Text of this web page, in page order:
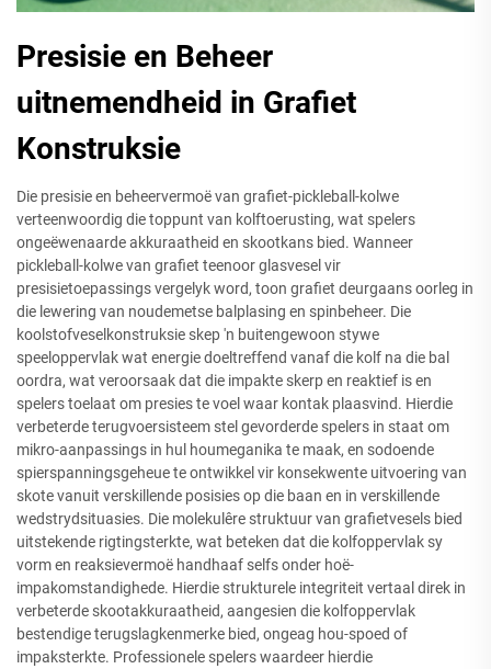
Presisie en Beheer
uitnemendheid in Grafiet
Konstruksie
Die presisie en beheervermoë van grafiet-pickleball-kolwe
verteenwoordig die toppunt van kolftoerusting, wat spelers
ongeëwenaarde akkuraatheid en skootkans bied. Wanneer
pickleball-kolwe van grafiet teenoor glasvesel vir
presisietoepassings vergelyk word, toon grafiet deurgaans oorleg in
die lewering van noudemetse balplasing en spinbeheer. Die
koolstofveselkonstruksie skep 'n buitengewoon stywe
speeloppervlak wat energie doeltreffend vanaf die kolf na die bal
oordra, wat veroorsaak dat die impakte skerp en reaktief is en
spelers toelaat om presies te voel waar kontak plaasvind. Hierdie
verbeterde terugvoersisteem stel gevorderde spelers in staat om
mikro-aanpassings in hul houmeganika te maak, en sodoende
spierspanningsgeheue te ontwikkel vir konsekwente uitvoering van
skote vanuit verskillende posisies op die baan en in verskillende
wedstrydsituasies. Die molekulêre struktuur van grafietvesels bied
uitstekende rigtingsterkte, wat beteken dat die kolfoppervlak sy
vorm en reaksievermoë handhaaf selfs onder hoë-
impakomstandighede. Hierdie strukturele integriteit vertaal direk in
verbeterde skootakkuraatheid, aangesien die kolfoppervlak
bestendige terugslagkenmerke bied, ongeag hou-spoed of
impaksterkte. Professionele spelers waardeer hierdie